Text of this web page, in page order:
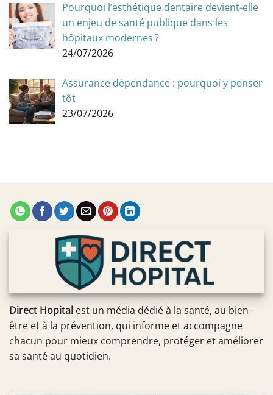
Pourquoi l’esthétique dentaire devient-elle
un enjeu de santé publique dans les
hôpitaux modernes ?
24/07/2026
Assurance dépendance : pourquoi y penser
tôt
23/07/2026
Direct Hopital est un média dédié à la santé, au bien-
être et à la prévention, qui informe et accompagne
chacun pour mieux comprendre, protéger et améliorer
sa santé au quotidien.